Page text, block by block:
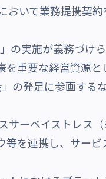
おいて業務提携契
の実施が義務づけ
重要な経営資源と
の発足に参画する
サーベイストレス（
等を連携し、サービ